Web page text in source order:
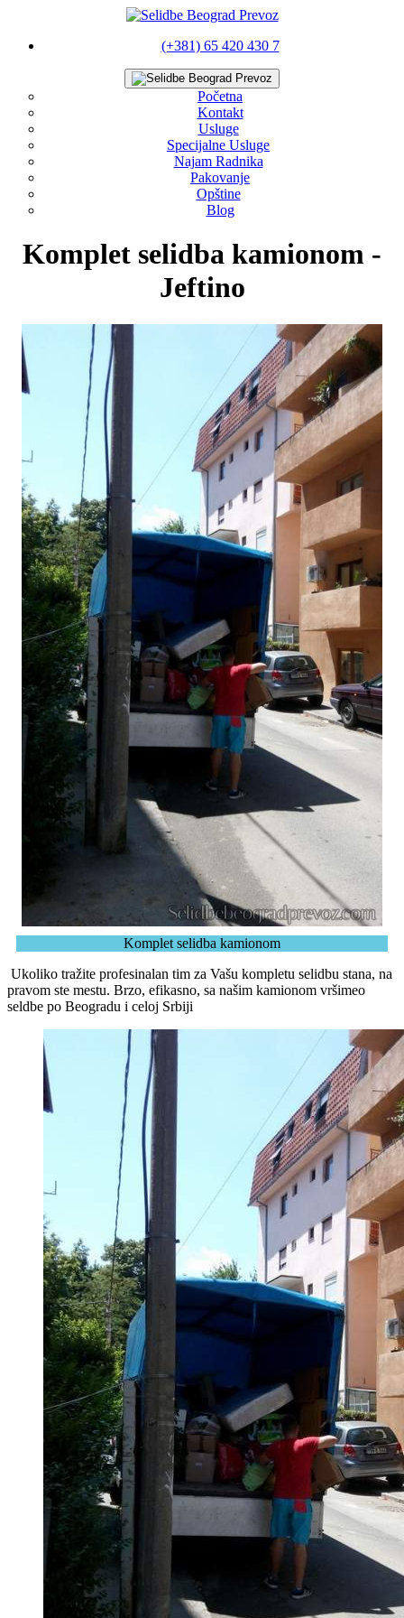
(+381) 65 420 430 7
Početna
Kontakt
Usluge
Specijalne Usluge
Najam Radnika
Pakovanje
Opštine
Blog
Komplet selidba kamionom -
Jeftino
Komplet selidba kamionom
Ukoliko tražite profesinalan tim za Vašu kompletu selidbu stana, na
pravom ste mestu. Brzo, efikasno, sa našim kamionom vršimeo
seldbe po Beogradu i celoj Srbiji